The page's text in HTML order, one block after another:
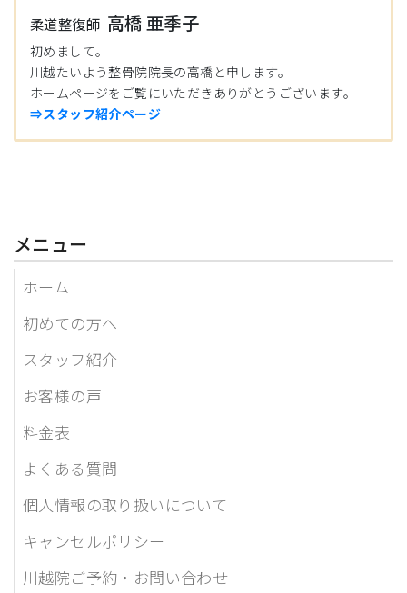
柔道整復師 高橋 亜季子
初めまして。
川越たいよう整骨院院長の高橋と申します。
ホームページをご覧にいただきありがとうございます。
⇒スタッフ紹介ページ
メニュー
ホーム
初めての方へ
スタッフ紹介
お客様の声
料金表
よくある質問
個人情報の取り扱いについて
キャンセルポリシー
川越院ご予約・お問い合わせ